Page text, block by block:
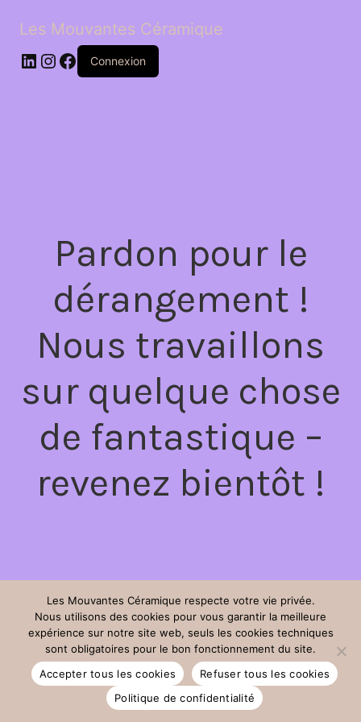
Les Mouvantes Céramique
LinkedIn
Instagram
Facebook
Connexion
Pardon pour le
dérangement !
Nous travaillons
sur quelque chose
de fantastique –
revenez bientôt !
Les Mouvantes Céramique respecte votre vie privée.
Nous utilisons des cookies pour vous garantir la meilleure
expérience sur notre site web, seuls les cookies techniques
sont obligatoires pour le bon fonctionnement du site.
Accepter tous les cookies
Refuser tous les cookies
Politique de confidentialité